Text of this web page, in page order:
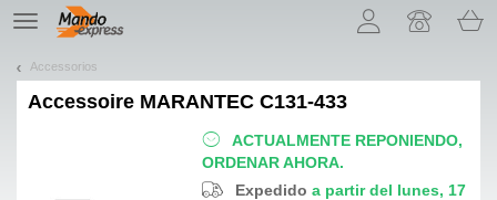
TE
navigation
Accessorios
Accessoire MARANTEC C131-433
ACTUALMENTE REPONIENDO,
ORDENAR AHORA.
Expedidoa partir del lunes, 17
¡Permítenos presentarte nuestras cookies!